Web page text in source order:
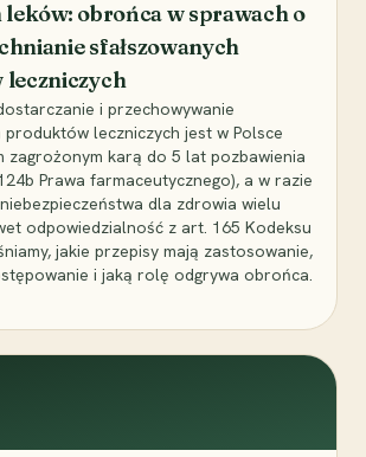
leków: obrońca w sprawach o
sfałszowanych
i przechowywanie
produktów leczniczych jest w Polsce
zagrożonym karą do 5 lat pozbawienia
Prawa farmaceutycznego), a w razie
dla zdrowia wielu
odpowiedzialność z art. 165 Kodeksu
jakie przepisy mają zastosowanie,
i jaką rolę odgrywa obrońca.